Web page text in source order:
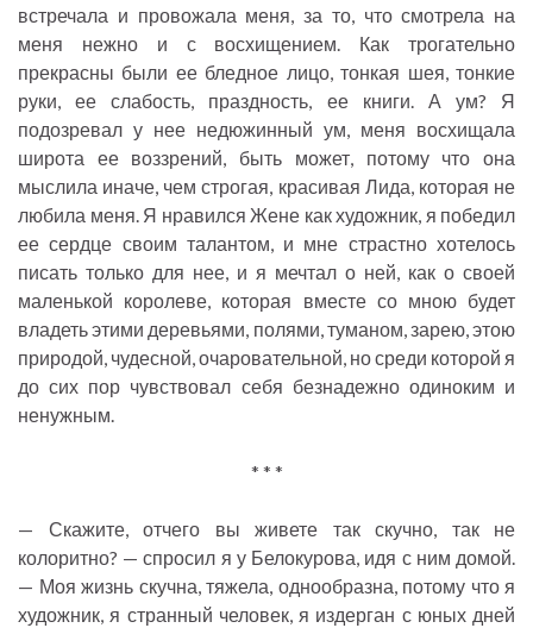
встречала и провожала меня, за то, что смотрела на
меня нежно и с восхищением. Как трогательно
прекрасны были ее бледное лицо, тонкая шея, тонкие
руки, ее слабость, праздность, ее книги. А ум? Я
подозревал у нее недюжинный ум, меня восхищала
широта ее воззрений, быть может, потому что она
мыслила иначе, чем строгая, красивая Лида, которая не
любила меня. Я нравился Жене как художник, я победил
ее сердце своим талантом, и мне страстно хотелось
писать только для нее, и я мечтал о ней, как о своей
маленькой королеве, которая вместе со мною будет
владеть этими деревьями, полями, туманом, зарею, этою
природой, чудесной, очаровательной, но среди которой я
до сих пор чувствовал себя безнадежно одиноким и
ненужным.
* * *
— Скажите, отчего вы живете так скучно, так не
колоритно? — спросил я у Белокурова, идя с ним домой.
— Моя жизнь скучна, тяжела, однообразна, потому что я
художник, я странный человек, я издерган с юных дней